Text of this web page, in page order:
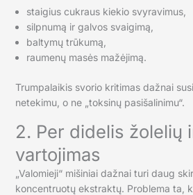
staigius cukraus kiekio svyravimus,
silpnumą ir galvos svaigimą,
baltymų trūkumą,
raumenų masės mažėjimą.
Trumpalaikis svorio kritimas dažnai
netekimu, o ne „toksinų pasišalinimu“.
2. Per didelis žolelių
vartojimas
„Valomieji“ mišiniai dažnai turi daug
koncentruotų ekstraktų. Problema ta,